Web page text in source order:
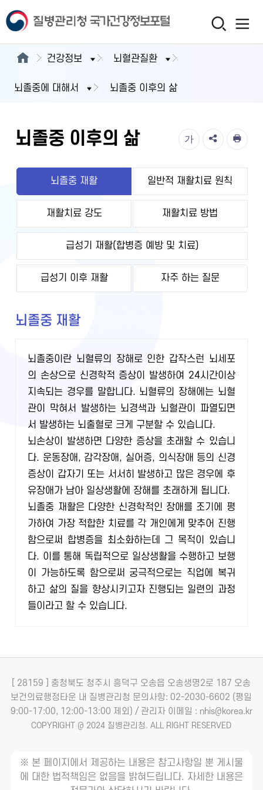
건강정보 뇌혈관질환
뇌졸중에 대해서 뇌졸중 이후의 삶
뇌졸중 이후의 삶 가
뇌졸중 재활 일반적 재활치료 원칙
재활치료 강도 재활치료 방법
급성기 재활(합병증 예방 및 치료)
급성기 이후 재활 자주 하는 질문
뇌졸중 재활
뇌졸중이란 뇌혈류의 장해로 인한 갑작스런 뇌세포
의 손상으로 신경학적 증상이 발생하여 24시간이상
지속되는 경우를 말합니다. 뇌혈류의 장해에는 뇌혈
관이 막혀서 발생하는 뇌경색과 뇌혈관이 파열되면
서 발생하는 뇌출혈로 크게 구분할 수 있습니다.
뇌손상이 발생하면 다양한 증상을 초래할 수 있습니
다. 운동장애, 감각장애, 실어증, 의식장애 등의 신경
증상이 갑자기 또는 서서히 발생하고 많은 경우에 후
유장애가 남아 일상생활에 장해를 초래하게 됩니다.
뇌졸중 재활은 다양한 신경학적인 장애를 조기에 평
가하여 가장 적합한 치료를 각 개인에게 맞추어 진행
함으로써 합병증을 최소화하는데 그 목적이 있습니
다. 이를 통해 독립적으로 일상생활을 수행하고 보행
이 가능하도록 함으로써 궁극적으로는 직업에 복귀
하고 삶의 질을 향상시키고자 진행되는 일련의 과정
들이라고 할 수 있습니다.
[ 28159 ] 충청북도 청주시 흥덕구 오송읍 오송생명2로 187 오송
보건의료행정타운 내 질병관리청 문의사항: 02-2030-6602 (평일
9:00-17:00, 12:00-13:00 제외) / 관리자 이메일 : nhis@korea.kr
COPYRIGHT @ 2024 질병관리청. ALL RIGHT RESERVED
※ 본 페이지에서 제공하는 내용은 참고사항일 뿐 게시물
에 대한 법적책임은 없음을 밝혀드립니다. 자세한 내용은